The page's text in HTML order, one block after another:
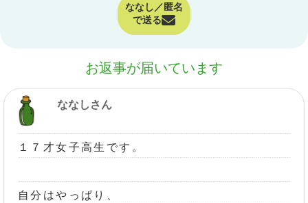
ななし／匿名
で送る
お返事が届いています
ななしさん
１７才女子高生です。
自分はやっぱり、